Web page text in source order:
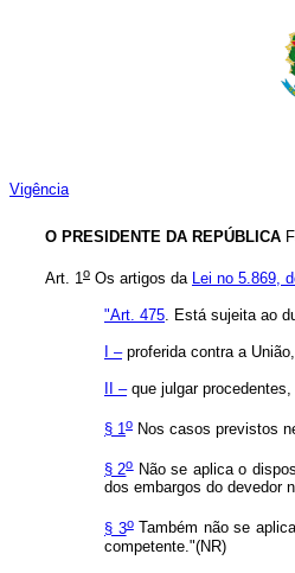
Vigência
O PRESIDENTE DA REPÚBLICA
Art. 1 o Os artigos da Lei no 5.869,
"Art. 475 . Está sujeita ao
I –proferida contra a
II –que julgar
§ 1o Nos casos previstos
§ 2oNão se aplica o
dos embargos do devedor
§ 3oTambém não se
competente."(NR)